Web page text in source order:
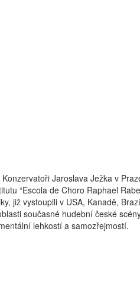
Jaroslava Ježka v
“Escola de Choro Raphael
již vystoupili v USA, Kanadě,
současné hudební české
lehkostí a samozřejmostí.